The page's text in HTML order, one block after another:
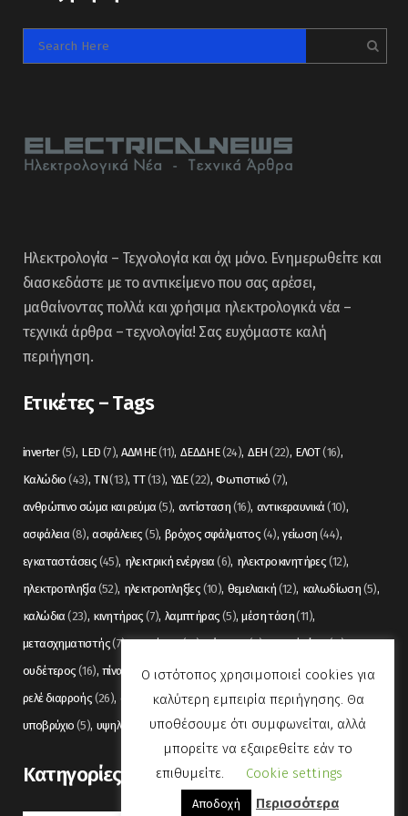
Ηλεκτρολογία – Τεχνολογία και όχι μόνο. Ενημερωθείτε και
διασκεδάστε με το αντικείμενο που σας αρέσει,
μαθαίνοντας πολλά και χρήσιμα ηλεκτρολογικά νέα –
τεχνικά άρθρα – τεχνολογία! Σας ευχόμαστε καλή
περιήγηση.
Ετικέτες – Tags
inverter(5) LED (7) ΑΔΜΗΕ(11) ΔΕΔΔΗΕ(24) ΔΕΗ (22) ΕΛΟΤ(16)
Καλώδιο (43) ΤΝ(13) ΤΤ(13) ΥΔΕ(22) Φωτιστικό (7)
ανθρώπινο σώμα και ρεύμα (5) αντίσταση (16) αντικεραυνικά (10)
ασφάλεια (8) ασφάλειες (5) βρόχος σφάλματος (4) γείωση (44)
εγκαταστάσεις (45) ηλεκτρική ενέργεια (6) ηλεκτροκινητήρες (12)
ηλεκτροπληξία (52) ηλεκτροπληξίες (10) θεμελιακή (12) καλωδίωση (5)
καλώδια (23) κινητήρας (7) λαμπτήρας (5) μέση τάση(11)
μετασχηματιστής(7) μετρήσεις(12) μόνωση(6) οπτικές ίνες(11)
ουδέτερος (16) πίνακας (17) πίνακες(7) πυρανίχνευση (6) ρελέ(36)
ρελέ διαρροής (26) συναγερμός(5) σωληνώσεις(5) τάση(13)
υποβρύχιο (5) υψηλή τάση(8) φωτισμός (6)
Kατηγορίες
Ο ιστότοπος χρησιμοποιεί cookies για
καλύτερη εμπειρία περιήγησης. Θα
υποθέσουμε ότι συμφωνείται, αλλά
μπορείτε να εξαιρεθείτε εάν το
επιθυμείτε.
Cookie settings
Αποδοχή Περισσότερα